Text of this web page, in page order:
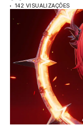
142 VISUALIZAÇÕES